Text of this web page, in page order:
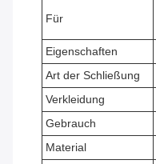
Für
Eigenschaften
Art der Schließung
Verkleidung
Gebrauch
Material